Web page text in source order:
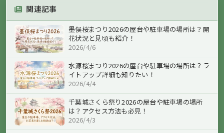
関連記事
墨俣桜まつり2026の屋台や駐車場の場所は？開
花状況と見頃も紹介！
2026/4/6
水源桜まつり2026の屋台や駐車場の場所は？ラ
イトアップ詳細も知りたい！
2026/4/4
千葉城さくら祭り2026の屋台や駐車場の場所
は？アクセス方法も必見！
2026/4/3